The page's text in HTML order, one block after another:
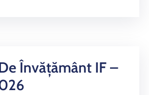
Învățământ IF –